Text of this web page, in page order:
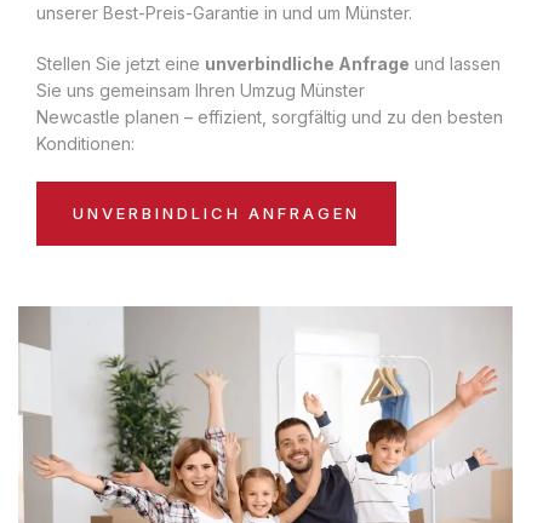
unserer Best-Preis-Garantie in und um Münster.
Stellen Sie jetzt eine unverbindliche Anfrage und lassen
Sie uns gemeinsam Ihren Umzug Münster
Newcastle planen – effizient, sorgfältig und zu den besten
Konditionen:
UNVERBINDLICH ANFRAGEN